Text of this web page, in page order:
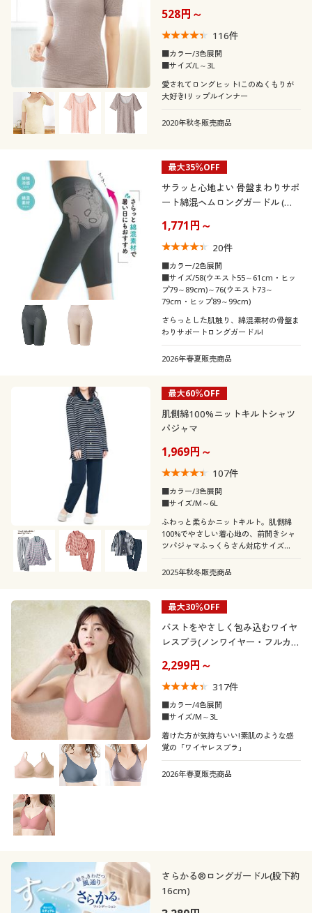
528円～
116件
■カラー/3色展開
■サイズ/L～3L
愛されてロングヒット!このぬくもりが
大好き!リップルインナー
2020年秋冬販売商品
最大35％OFF
サラッと心地よい 骨盤まわりサポ
ート綿混ヘムロングガードル (ミ
23cm)
1,771円～
20件
■カラー/2色展開
■サイズ/58(ウエスト55～61cm・ヒッ
プ79～89cm)～76(ウエスト73～
79cm・ヒップ89～99cm)
さらっとした肌触り、綿混素材の骨盤ま
わりサポートロングガードル!
2026年春夏販売商品
最大60％OFF
肌側綿100%ニットキルトシャツ
パジャマ
1,969円～
107件
■カラー/3色展開
■サイズ/M～6L
ふわっと柔らかニットキルト。肌側綿
100%でやさしい着心地の、前開きシャ
ツパジャマふっくらさん対応サイズ
2025年秋冬販売商品
最大30％OFF
バストをやさしく包み込むワイヤ
レスブラ(ノンワイヤー・フルカッ
2,299円～
317件
■カラー/4色展開
■サイズ/M～3L
着けた方が気持ちいい!素肌のような感
覚の「ワイヤレスブラ」
2026年春夏販売商品
さらかる®ロングガードル(股下約
16cm)